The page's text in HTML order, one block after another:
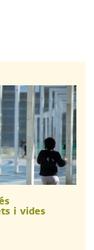
i vides